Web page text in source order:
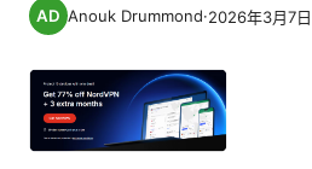
Anouk Drummond·2026年3月7日